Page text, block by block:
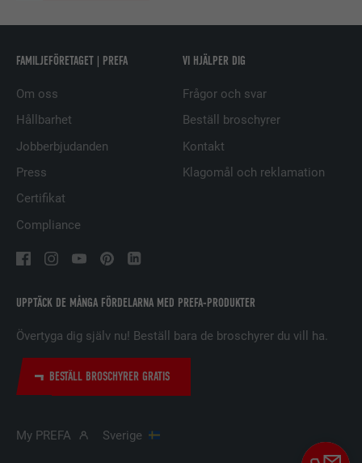
UPPTÄCK DE MÅNGA FÖRDELARNA MED PREFA-PRODUKTER
Övertyga dig själv nu! Beställ bara de broschyrer du vill ha.
BESTÄLL BROSCHYRER GRATIS
FAMILJEFÖRETAGET | PREFA
Om oss
Hållbarhet
Jobberbjudanden
Press
Certifikat
Compliance
VI HJÄLPER DIG
Frågor och svar
Beställ broschyrer
Kontakt
Klagomål och reklamation
My PREFA Sverige
spåra användningen av inbäddade
EFTERNAMN UserMatchHistory
PROCEDUR
ÄNDAMÅL
besökarens preferenser.
nätverkstjänsten LinkedIn för att
spåra användningen av inbäddade